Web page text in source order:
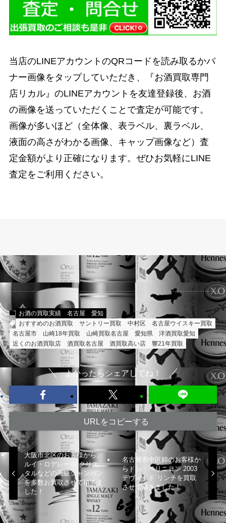
当店のLINEアカウントのQRコードを読み取るかバ
ナー画像をタップしていただき、『お酒買取専門
店リカル』のLINEアカウントを友達登録後、お酒
の画像を送っていただくことで査定が可能です。
画像が多いほど（全体像、表ラベル、裏ラベル、
液面の高さがわかる画像、キャップ画像など）査
定金額がより正確になります。ぜひお気軽にLINE
査定をご利用ください。
お酒の買取実績 名古屋
愛知
おすすめのお酒買取
サントリー買取 中村区
名古屋ウイスキー買取
名古屋市
山崎18年買取 山崎買取名古屋 愛知県
洋酒買取愛知
近くのお酒買取店
酒買取名古屋 酒買取高い店 響21年買取
よかったらシェアしてね！
URLをコピーする
大阪市北区のお客様から、
ルイ・ロデレール クリス
タルなどの高級シャンパン
を多数お買取させて頂きま
した！
名古屋市中区錦のお客様か
らドン・ペリニヨン 2003
デヴィッド リンチを買取
させて頂きました！